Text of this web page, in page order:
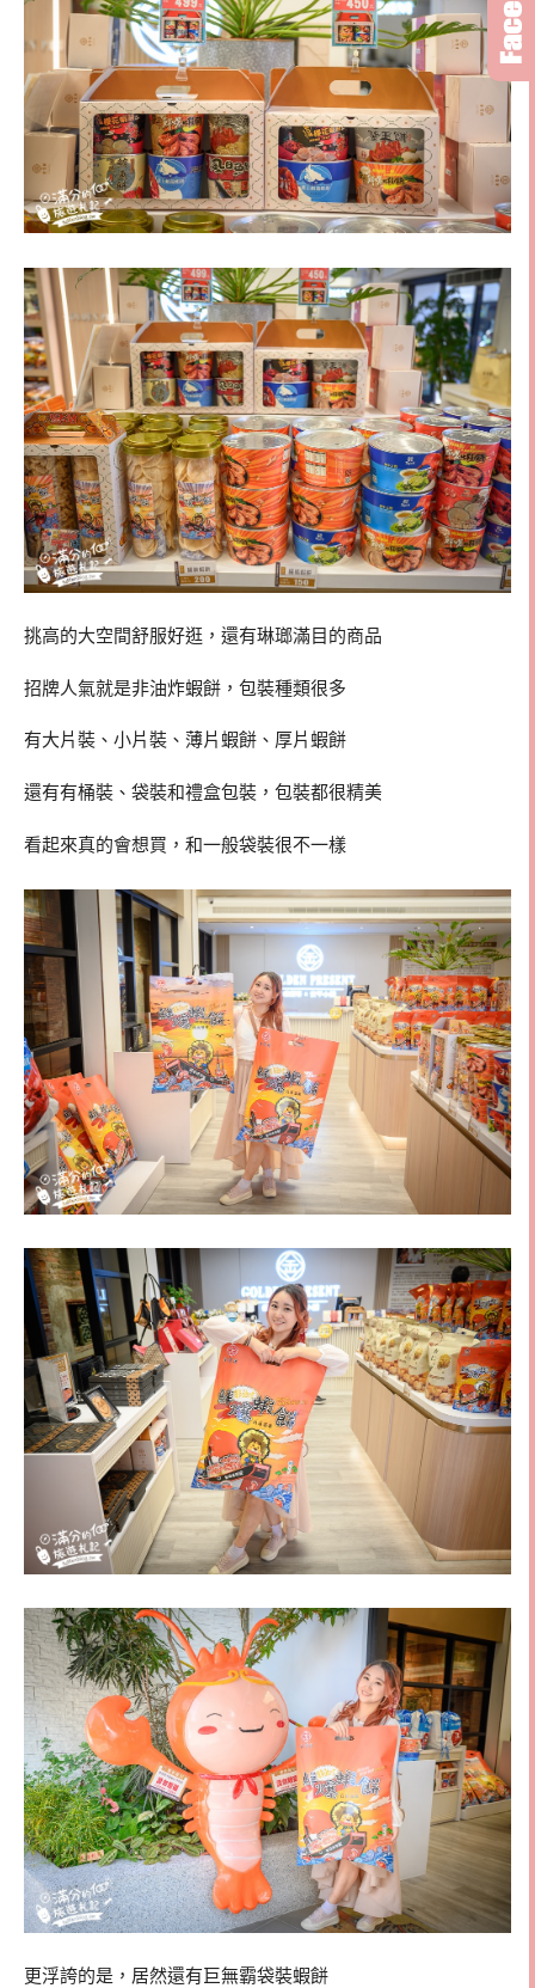
挑高的大空間舒服好逛，還有琳瑯滿目的商品
招牌人氣就是非油炸蝦餅，包裝種類很多
有大片裝、小片裝、薄片蝦餅、厚片蝦餅
還有有桶裝、袋裝和禮盒包裝，包裝都很精美
看起來真的會想買，和一般袋裝很不一樣
更浮誇的是，居然還有巨無霸袋裝蝦餅